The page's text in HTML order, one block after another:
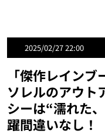
2025/02/27 22:00
「傑作レインブ
ソレルのアウト
シーは“濡れた
躍間違いなし！